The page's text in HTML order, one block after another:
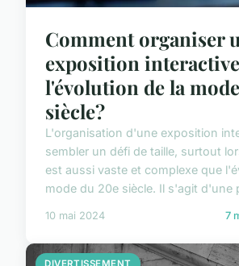
Comment organiser
exposition
l'évolution de la
siècle?
L'organisation d'une exposition
sembler un défi de taille, surtout
est aussi vaste et complexe que
mode du 20e siècle. Il s'agit d'une
10 mai 2024 7
DIVERTISSEMENT